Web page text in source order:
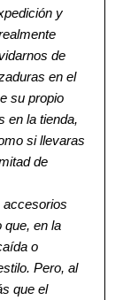
y
de
en el
su propio
en la tienda,
si llevaras
de
accesorios
en la
o
Pero, al
que el